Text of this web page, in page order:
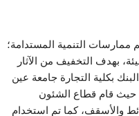
ممارسات التنمية المستدامة؛
بهدف التخفيف من الآثار
بكلية التجارة جامعة عين
حيث قام قطاع الشئون
والأسقف، كما تم استخدام